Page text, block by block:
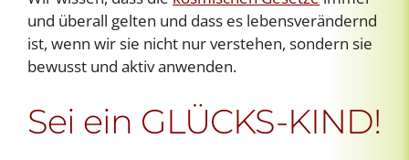
und überall gelten und dass es lebensverändernd
ist, wenn wir sie nicht nur verstehen, sondern sie
bewusst und aktiv anwenden.
Sei ein GLÜCKS-KIND!